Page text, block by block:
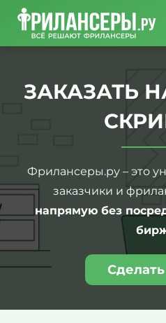
ЗАКАЗАТЬ
Фрилансеры.ру – это
заказчики и
напрямую без
Сделать